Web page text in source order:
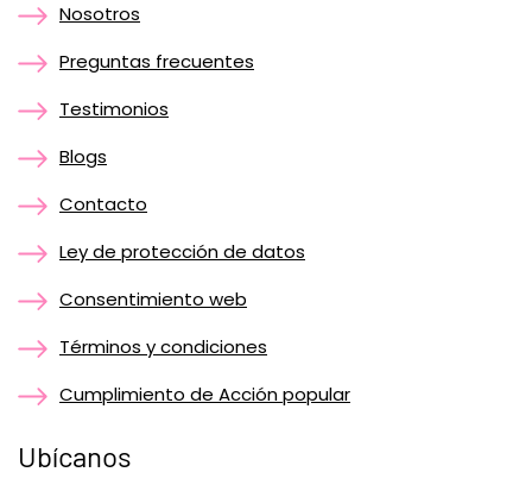
Nosotros
Preguntas frecuentes
Testimonios
Blogs
Contacto
Ley de protección de datos
Consentimiento web
Términos y condiciones
Cumplimiento de Acción popular
Ubícanos